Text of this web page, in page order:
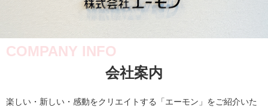
COMPANY INFO
会社案内
楽しい・新しい・感動をクリエイトする「エーモン」をご紹介いた